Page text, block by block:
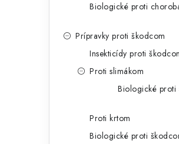
Biologické proti
Prípravky proti škodcom
Insekticídy proti
Proti slimákom
Biologické proti
Proti krtom
Biologické proti